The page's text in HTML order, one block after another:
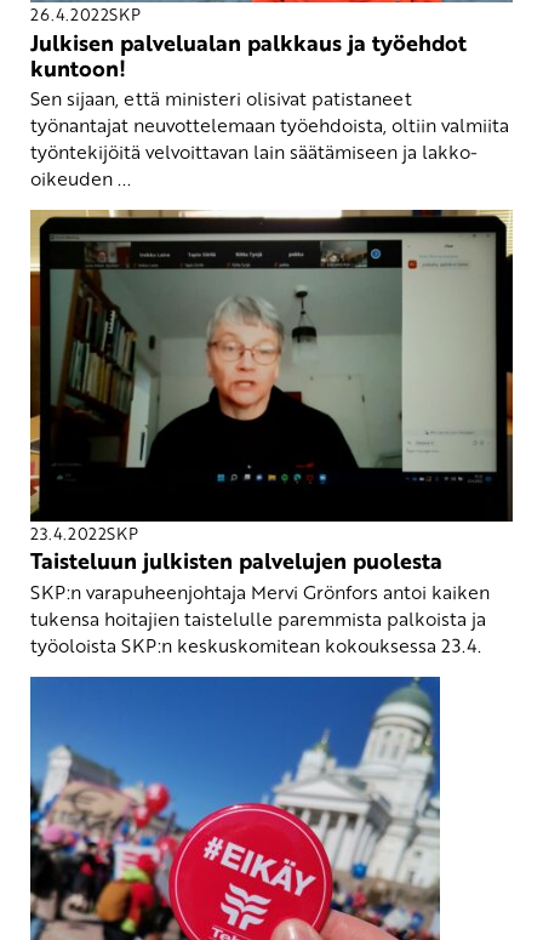
26.4.2022SKP
Julkisen palvelualan palkkaus ja työehdot
kuntoon!
Sen sijaan, että ministeri olisivat patistaneet
työnantajat neuvottelemaan työehdoista, oltiin valmiita
työntekijöitä velvoittavan lain säätämiseen ja lakko-
oikeuden ...
23.4.2022SKP
Taisteluun julkisten palvelujen puolesta
SKP:n varapuheenjohtaja Mervi Grönfors antoi kaiken
tukensa hoitajien taistelulle paremmista palkoista ja
työoloista SKP:n keskuskomitean kokouksessa 23.4.